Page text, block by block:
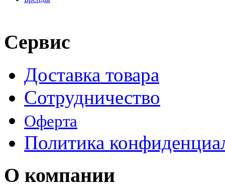
Сервис
Доставка товара
Сотрудничество
Оферта
Политика
О компании